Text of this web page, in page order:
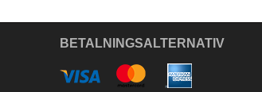
BETALNINGSALTERNATIV